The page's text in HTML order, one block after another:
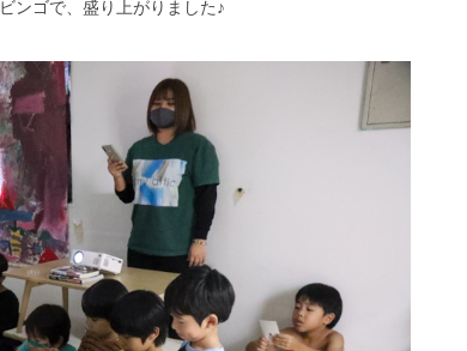
ンゴで、盛り上がりました♪